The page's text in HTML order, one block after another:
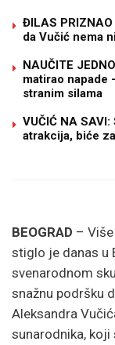
ĐILAS
da Vučić nema
NAUČITE
matirao napade
stranim silama
VUČIĆ NA
atrakcija, biće
BEOGRAD –
stiglo je danas u
svenarodnom
snažnu podršku
Aleksandra
sunarodnika,